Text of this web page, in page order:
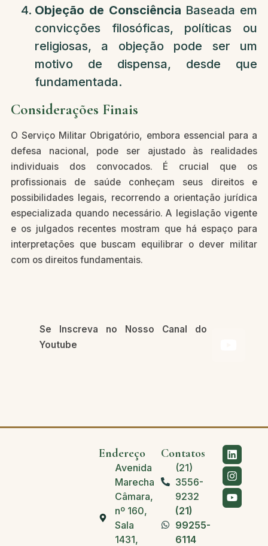
Objeção de Consciência Baseada em
convicções filosóficas, políticas ou
religiosas, a objeção pode ser um
motivo de dispensa, desde que
fundamentada.
Considerações Finais
O Serviço Militar Obrigatório, embora essencial para a
defesa nacional, pode ser ajustado às realidades
individuais dos convocados. É crucial que os
profissionais de saúde conheçam seus direitos e
possibilidades legais, recorrendo a orientação jurídica
especializada quando necessário. A legislação vigente
e os julgados recentes mostram que há espaço para
interpretações que buscam equilibrar o dever militar
com os direitos fundamentais.
Se Inscreva no Nosso Canal do
Youtube
Endereço
Avenida
Marechal
Câmara,
nº 160,
Sala
1431,
Contatos
(21)
3556-
9232
(21)
99255-
6114